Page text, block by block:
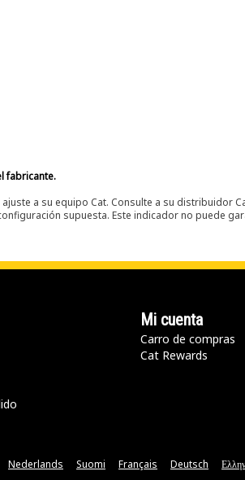
fabricante.
a su equipo Cat. Consulte a su distribuidor
supuesta. Este indicador no puede
Mi cuenta
Carro de compras
Cat Rewards
Nederlands Suomi Français Deutsch